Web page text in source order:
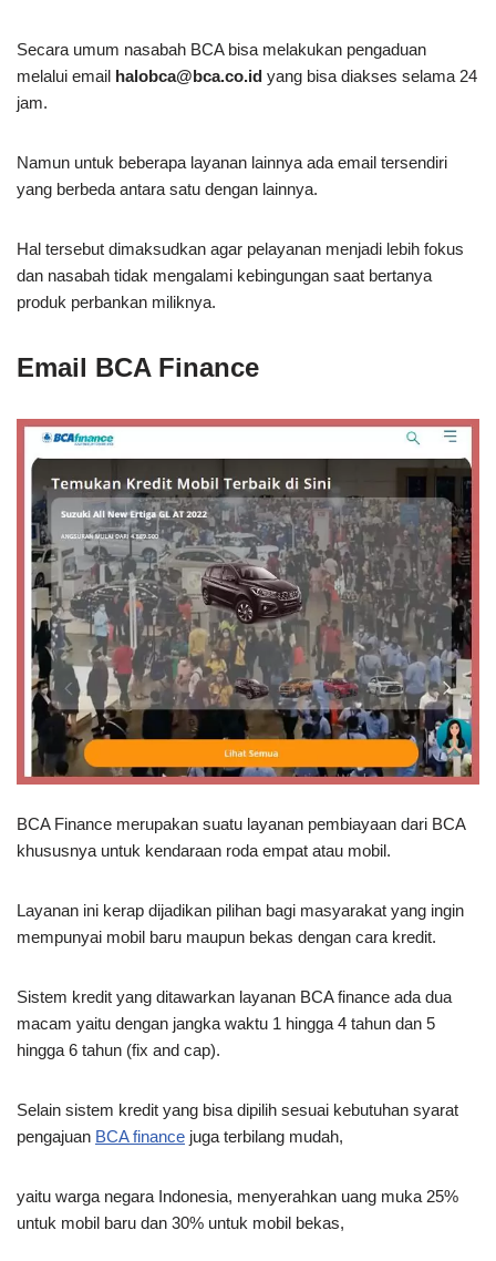
Secara umum nasabah BCA bisa melakukan pengaduan
melalui email halobca@bca.co.id yang bisa diakses selama 24
jam.
Namun untuk beberapa layanan lainnya ada email tersendiri
yang berbeda antara satu dengan lainnya.
Hal tersebut dimaksudkan agar pelayanan menjadi lebih fokus
dan nasabah tidak mengalami kebingungan saat bertanya
produk perbankan miliknya.
Email BCA Finance
BCA Finance merupakan suatu layanan pembiayaan dari BCA
khususnya untuk kendaraan roda empat atau mobil.
Layanan ini kerap dijadikan pilihan bagi masyarakat yang ingin
mempunyai mobil baru maupun bekas dengan cara kredit.
Sistem kredit yang ditawarkan layanan BCA finance ada dua
macam yaitu dengan jangka waktu 1 hingga 4 tahun dan 5
hingga 6 tahun (fix and cap).
Selain sistem kredit yang bisa dipilih sesuai kebutuhan syarat
pengajuan BCA finance juga terbilang mudah,
yaitu warga negara Indonesia, menyerahkan uang muka 25%
untuk mobil baru dan 30% untuk mobil bekas,